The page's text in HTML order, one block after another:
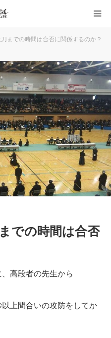
までの時間は合否に関係するのか？
での時間は合否
高段者の先生から
以上間合いの攻防をしてか